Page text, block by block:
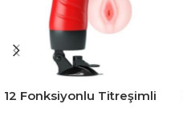
12 Fonksiyonlu Titreşimli